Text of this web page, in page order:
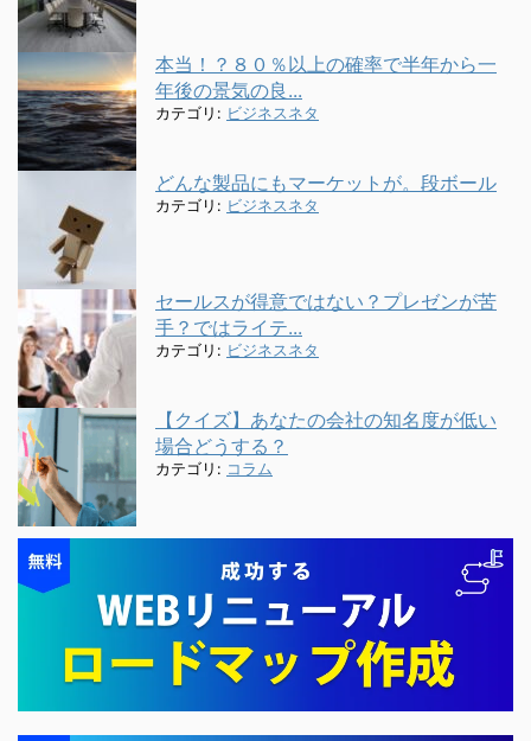
本当！？８０％以上の確率で半年から一
年後の景気の良...
カテゴリ: ビジネスネタ
どんな製品にもマーケットが。段ボール
カテゴリ: ビジネスネタ
セールスが得意ではない？プレゼンが苦
手？ではライテ...
カテゴリ: ビジネスネタ
【クイズ】あなたの会社の知名度が低い
場合どうする？
カテゴリ: コラム